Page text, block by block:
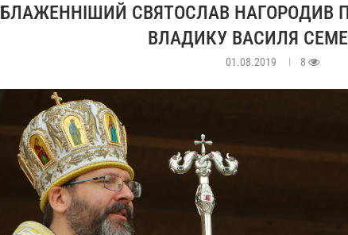
БЛАЖЕННІШИЙ СВЯТОСЛАВ НАГОРОДИВ
ВЛАДИКУ ВАСИЛЯ
01.08.2019 8